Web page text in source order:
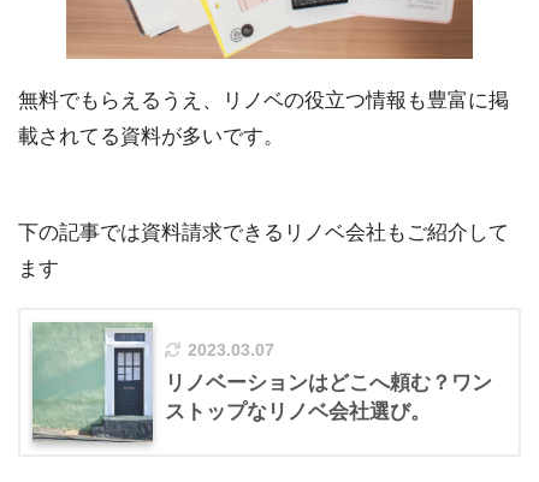
無料でもらえるうえ、リノベの役立つ情報も豊富に掲
載されてる資料が多いです。
下の記事では資料請求できるリノベ会社もご紹介して
ます
2023.03.07
リノベーションはどこへ頼む？ワン
ストップなリノベ会社選び。